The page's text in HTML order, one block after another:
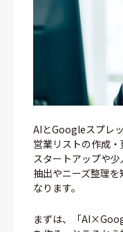
AIとGoogleスプレ
営業リストの作成
スタートアップや
抽出やニーズ整理
なります。
まずは、「